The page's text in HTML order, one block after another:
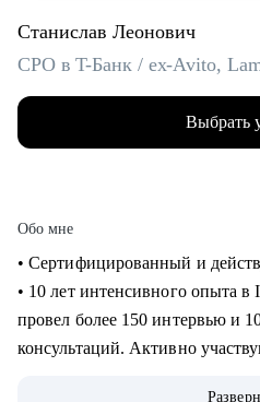
Станислав Леонович
CPO в T-Банк / ex-Avito,
Выбрать
Обо мне
• Сертифицированный и
• 10 лет интенсивного опыта
провел более 150 интервью и
консультаций. Активно